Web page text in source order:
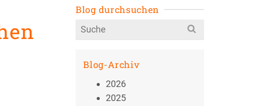
Blog durchsuchen
Search
for:
Blog-Archiv
2026
2025